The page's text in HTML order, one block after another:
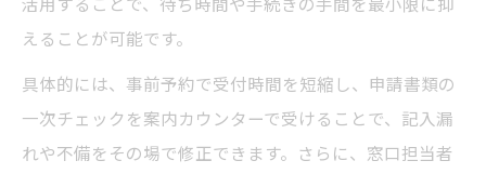
えることが可能です。
具体的には、事前予約で受付時間を短縮し、申請書類の
一次チェックを案内カウンターで受けることで、記入漏
れや不備をその場で修正できます。さらに、窓口担当者